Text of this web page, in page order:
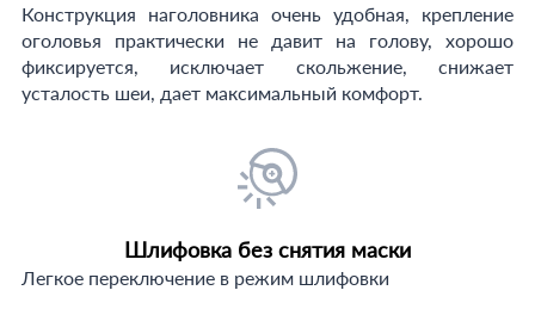
Конструкция наголовника очень удобная, крепление
оголовья практически не давит на голову, хорошо
фиксируется, исключает скольжение, снижает
усталость шеи, дает максимальный комфорт.
Шлифовка без снятия маски
Легкое переключение в режим шлифовки